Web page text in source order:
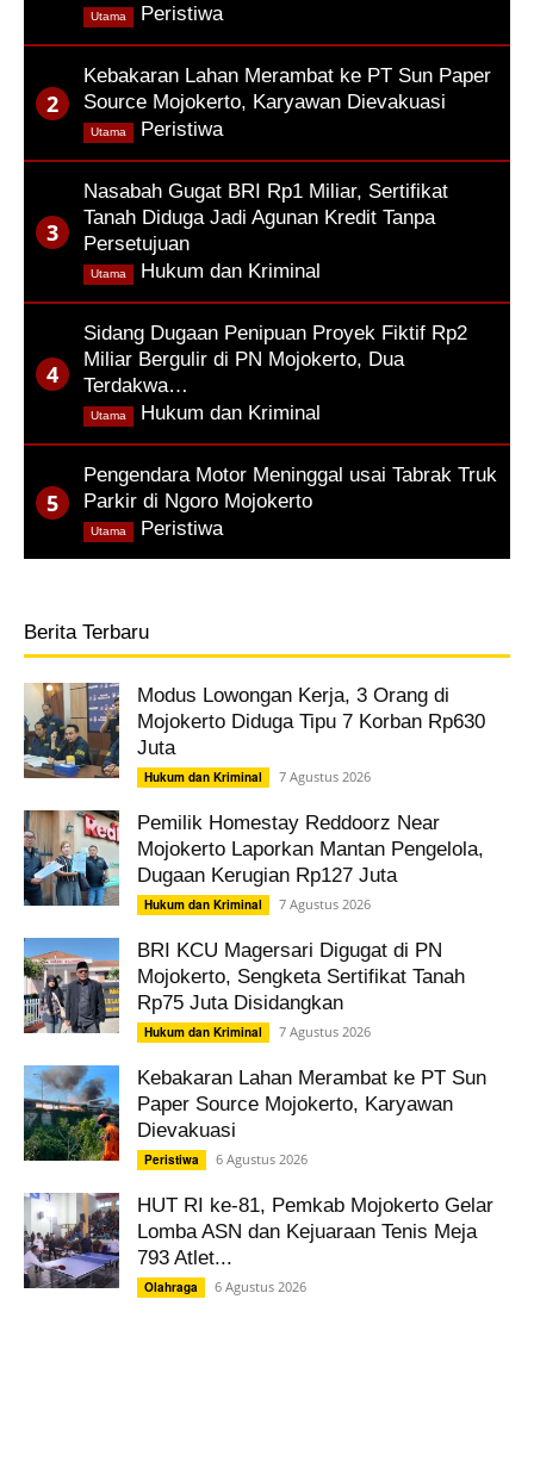
Peristiwa,
Utama
Kebakaran Lahan Merambat ke PT Sun Paper
Source Mojokerto, Karyawan Dievakuasi
Peristiwa,
Utama
Nasabah Gugat BRI Rp1 Miliar, Sertifikat
Tanah Diduga Jadi Agunan Kredit Tanpa
Persetujuan
Hukum dan Kriminal
Utama
Sidang Dugaan Penipuan Proyek Fiktif Rp2
Miliar Bergulir di PN Mojokerto, Dua
Terdakwa…
Hukum dan Kriminal
Utama
Pengendara Motor Meninggal usai Tabrak Truk
Parkir di Ngoro Mojokerto
Peristiwa,
Utama
Berita Terbaru
Modus Lowongan Kerja, 3 Orang di
Mojokerto Diduga Tipu 7 Korban Rp630
Juta
Hukum dan Kriminal 7 Agustus 2026
Pemilik Homestay Reddoorz Near
Mojokerto Laporkan Mantan Pengelola,
Dugaan Kerugian Rp127 Juta
Hukum dan Kriminal 7 Agustus 2026
BRI KCU Magersari Digugat di PN
Mojokerto, Sengketa Sertifikat Tanah
Rp75 Juta Disidangkan
Hukum dan Kriminal 7 Agustus 2026
Kebakaran Lahan Merambat ke PT Sun
Paper Source Mojokerto, Karyawan
Dievakuasi
Peristiwa 6 Agustus 2026
HUT RI ke-81, Pemkab Mojokerto Gelar
Lomba ASN dan Kejuaraan Tenis Meja
793 Atlet...
Olahraga 6 Agustus 2026